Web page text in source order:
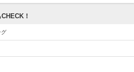
！
グ